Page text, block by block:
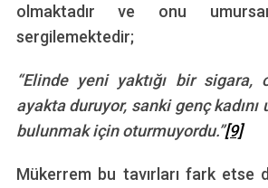
olmaktadır ve onu
sergilemektedir;
“Elinde yeni yaktığı bir sigara,
ayakta duruyor, sanki genç kadını
bulunmak için oturmuyordu.”[9]
Mükerrem bu tavırları fark etse